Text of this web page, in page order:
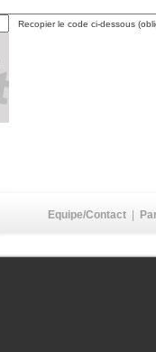
Recopier le code ci-dessous
Equipe/Contact